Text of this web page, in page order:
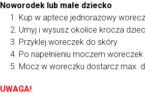
Noworodek lub małe dziecko
1. Kup w aptece jednorazowy
2. Umyj i wysusz okolice krocza
3. Przyklej woreczek do skóry
4. Po napełnieniu moczem
5. Mocz w woreczku dostarcz max.
UWAGA!